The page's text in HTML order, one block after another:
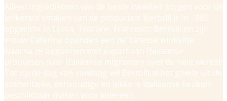
Alleen ingrediënten van de beste kwaliteit zorgen voor de
lekkerste smaken van de producten. Bertolli is in 1865
opgericht in Lucca, Toscane. Francesco Bertolli en zijn
vrouw Caterina openden een delicatesse winkeltje
waarna ze begonnen met export van Italiaanse
producten naar Italiaanse migranten over de hele wereld.
Tot op de dag van vandaag wil Bertolli al het goede uit de
authentieke, eenvoudige en lekkere Italiaanse keuken
beschikbaar maken voor iedereen.